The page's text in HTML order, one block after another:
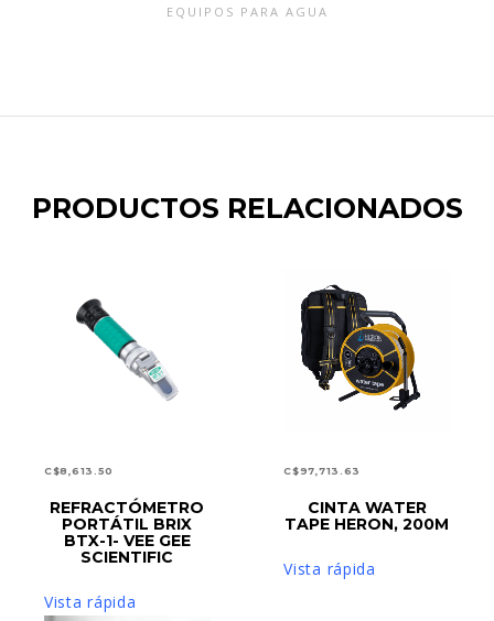
EQUIPOS PARA AGUA
PRODUCTOS RELACIONADOS
C$8,613.50
AÑADIR AL CARRITO
REFRACTÓMETRO
PORTÁTIL BRIX
BTX-1- VEE GEE
SCIENTIFIC
Vista rápida
C$97,713.63
AÑADIR AL CARRITO
CINTA WATER
TAPE HERON, 200M
Vista rápida